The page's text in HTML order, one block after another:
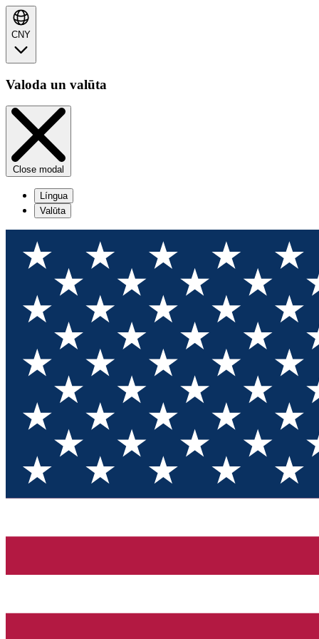
CNY
Valoda un valūta
Close modal
Língua
Valūta